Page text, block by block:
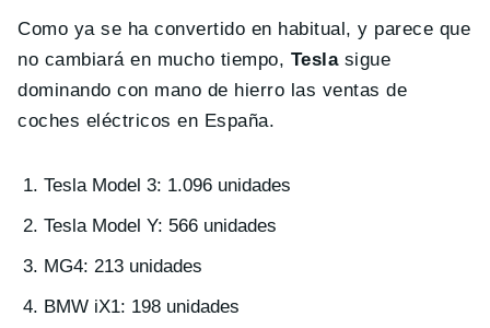
Como ya se ha convertido en habitual, y parece que
no cambiará en mucho tiempo, Teslasigue
dominando con mano de hierro las ventas de
coches eléctricos en España.
Tesla Model 3: 1.096 unidades
Tesla Model Y: 566 unidades
MG4: 213 unidades
BMW iX1: 198 unidades